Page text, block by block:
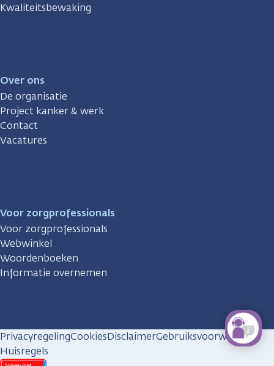
Kwaliteitsbewaking
Over ons
De organisatie
Project kanker & werk
Contact
Vacatures
Voor zorgprofessionals
Voor zorgprofessionals
Webwinkel
Woordenboeken
Informatie overnemen
PrivacyregelingCookiesDisclaimerGebruiksvoorwaarden
Huisregels